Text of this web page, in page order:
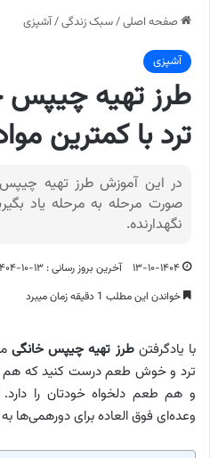
صفحه اصلی/سبک زندگی/آشپزی
آشپزی
طرز تهیه چیپس
ترد با کمترین
در این آموزش طرز تهیه
صورت مرحله به مرحله یاد
نگهدارنده.
۱۳-۱۰-۱۴۰۴
آخرین بروز رسانی : ۱۳-۱۰-۱۴۰۴
خواندن این مطلب 1 دقیقه زمان میبرد
با یادگرفتنطرز تهیه چیپس خانگی
ترد و خوش طعم درست کنید که هم
و هم طعم دلخواه خودتان را دارد.
وعده‌ای فوق العاده برای دورهمی‌ها